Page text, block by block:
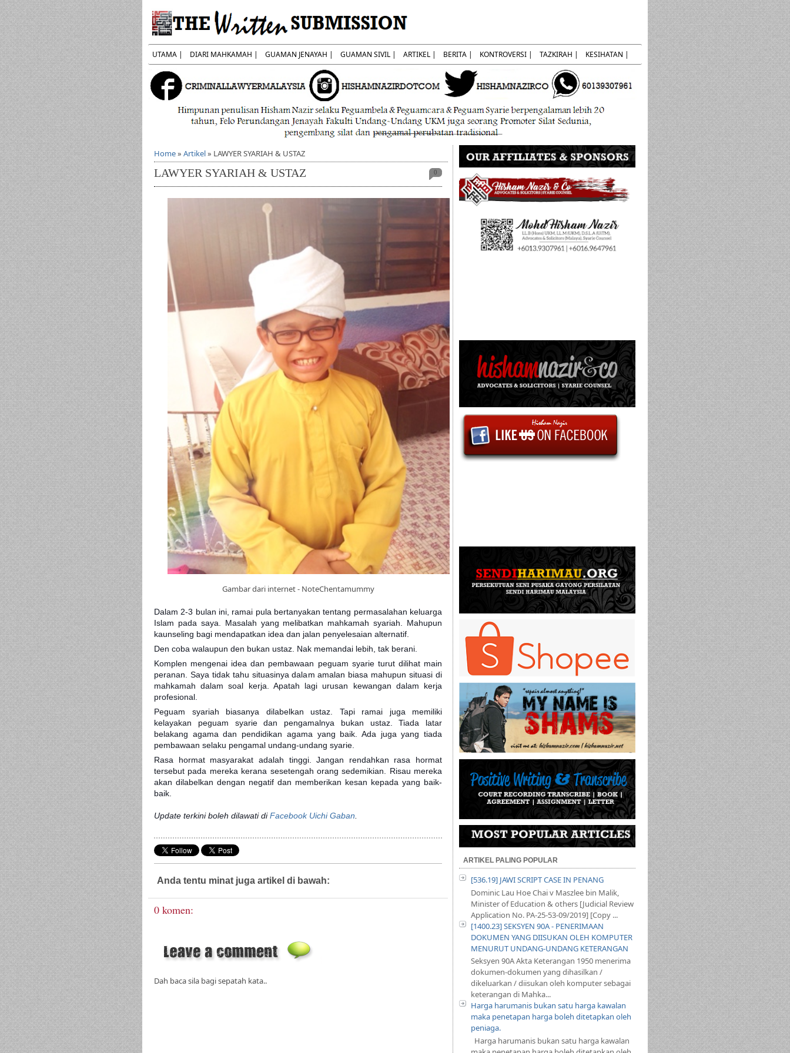
UTAMA | DIARI MAHKAMAH | GUAMAN JENAYAH | GUAMAN SIVIL | ARTIKEL | BERITA | KONTROVERSI | TAZKIRAH | KESIHATAN |
Home» Artikel» LAWYER SYARIAH & USTAZ
0
LAWYER SYARIAH & USTAZ
Gambar dari internet - NoteChentamummy
Dalam 2-3 bulan ini, ramai pula bertanyakan tentang permasalahan keluarga
Islam pada saya. Masalah yang melibatkan mahkamah syariah. Mahupun
kaunseling bagi mendapatkan idea dan jalan penyelesaian alternatif.
Den coba walaupun den bukan ustaz. Nak memandai lebih, tak berani.
Komplen mengenai idea dan pembawaan peguam syarie turut dilihat main
peranan. Saya tidak tahu situasinya dalam amalan biasa mahupun situasi di
mahkamah dalam soal kerja. Apatah lagi urusan kewangan dalam kerja
profesional.
Peguam syariah biasanya dilabelkan ustaz. Tapi ramai juga memiliki
kelayakan peguam syarie dan pengamalnya bukan ustaz. Tiada latar
belakang agama dan pendidikan agama yang baik. Ada juga yang tiada
pembawaan selaku pengamal undang-undang syarie.
Rasa hormat masyarakat adalah tinggi. Jangan rendahkan rasa hormat
tersebut pada mereka kerana sesetengah orang sedemikian. Risau mereka
akan dilabelkan dengan negatif dan memberikan kesan kepada yang baik-
baik.
Update terkini boleh dilawati diFacebook Uichi Gaban
Anda tentu minat juga artikel di bawah:
0 komen:
Dah baca sila bagi sepatah kata..
ARTIKEL PALING POPULAR
[536.19] JAWI SCRIPT CASE IN PENANG
Dominic Lau Hoe Chai v Maszlee bin Malik,
Minister of Education & others [Judicial Review
Application No. PA-25-53-09/2019] [Copy ...
[1400.23] SEKSYEN 90A - PENERIMAAN
DOKUMEN YANG DIISUKAN OLEH KOMPUTER
MENURUT UNDANG-UNDANG KETERANGAN
Seksyen 90A Akta Keterangan 1950 menerima
dokumen-dokumen yang dihasilkan /
dikeluarkan / diisukan oleh komputer sebagai
keterangan di Mahka...
Harga harumanis bukan satu harga kawalan
maka penetapan harga boleh ditetapkan oleh
peniaga.
Harga harumanis bukan satu harga kawalan